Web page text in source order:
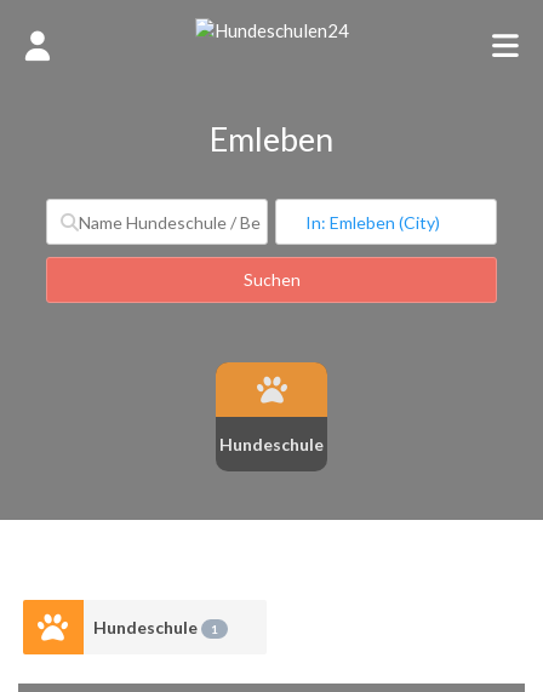
Emleben
Suchen
Hundeschule
Hundeschule 1